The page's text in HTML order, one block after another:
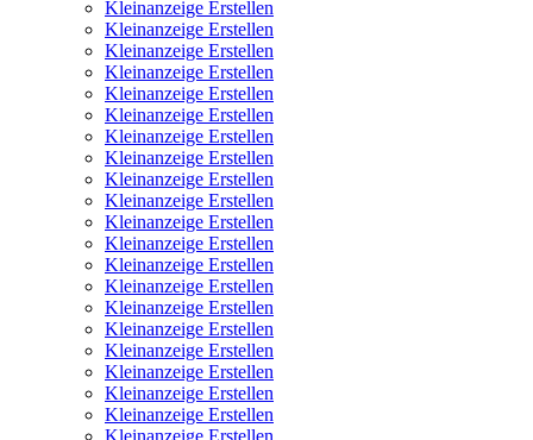
Kleinanzeige Erstellen
Kleinanzeige Erstellen
Kleinanzeige Erstellen
Kleinanzeige Erstellen
Kleinanzeige Erstellen
Kleinanzeige Erstellen
Kleinanzeige Erstellen
Kleinanzeige Erstellen
Kleinanzeige Erstellen
Kleinanzeige Erstellen
Kleinanzeige Erstellen
Kleinanzeige Erstellen
Kleinanzeige Erstellen
Kleinanzeige Erstellen
Kleinanzeige Erstellen
Kleinanzeige Erstellen
Kleinanzeige Erstellen
Kleinanzeige Erstellen
Kleinanzeige Erstellen
Kleinanzeige Erstellen
Kleinanzeige Erstellen